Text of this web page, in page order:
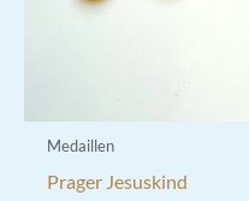
Medaillen
Prager Jesuskind